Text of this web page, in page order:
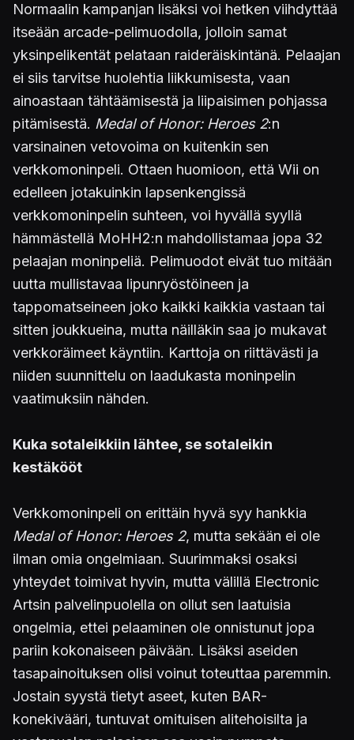
Normaalin kampanjan lisäksi voi hetken viihdyttää
itseään arcade-pelimuodolla, jolloin samat
yksinpelikentät pelataan raideräiskintänä. Pelaajan
ei siis tarvitse huolehtia liikkumisesta, vaan
ainoastaan tähtäämisestä ja liipaisimen pohjassa
pitämisestä. Medal of Honor: Heroes 2:n
varsinainen vetovoima on kuitenkin sen
verkkomoninpeli. Ottaen huomioon, että Wii on
edelleen jotakuinkin lapsenkengissä
verkkomoninpelin suhteen, voi hyvällä syyllä
hämmästellä MoHH2:n mahdollistamaa jopa 32
pelaajan moninpeliä. Pelimuodot eivät tuo mitään
uutta mullistavaa lipunryöstöineen ja
tappomatseineen joko kaikki kaikkia vastaan tai
sitten joukkueina, mutta näilläkin saa jo mukavat
verkkoräimeet käyntiin. Karttoja on riittävästi ja
niiden suunnittelu on laadukasta moninpelin
vaatimuksiin nähden.
Kuka sotaleikkiin lähtee, se sotaleikin
kestäkööt
Verkkomoninpeli on erittäin hyvä syy hankkia
Medal of Honor: Heroes 2, mutta sekään ei ole
ilman omia ongelmiaan. Suurimmaksi osaksi
yhteydet toimivat hyvin, mutta välillä Electronic
Artsin palvelinpuolella on ollut sen laatuisia
ongelmia, ettei pelaaminen ole onnistunut jopa
pariin kokonaiseen päivään. Lisäksi aseiden
tasapainoituksen olisi voinut toteuttaa paremmin.
Jostain syystä tietyt aseet, kuten BAR-
konekivääri, tuntuvat omituisen alitehoisilta ja